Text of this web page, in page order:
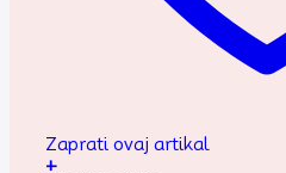
Zaprati ovaj artikal
+